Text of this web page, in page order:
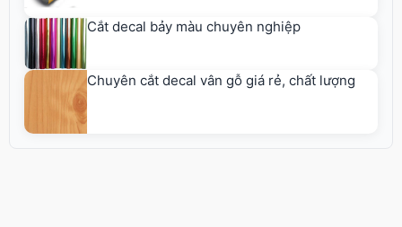
Cắt decal bảy màu chuyên nghiệp
Chuyên cắt decal vân gỗ giá rẻ, chất lượng